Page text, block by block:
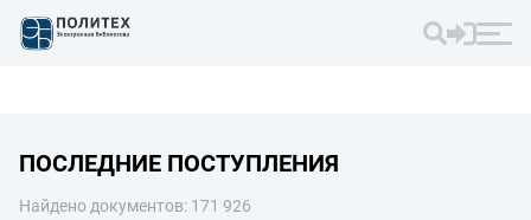
ПОСЛЕДНИЕ ПОСТУПЛЕНИЯ
Найдено документов: 171 926